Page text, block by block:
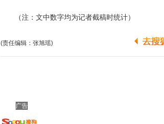
（注：文中数字均为记者截稿时统计）
(责任编辑：张旭瑶)
广告